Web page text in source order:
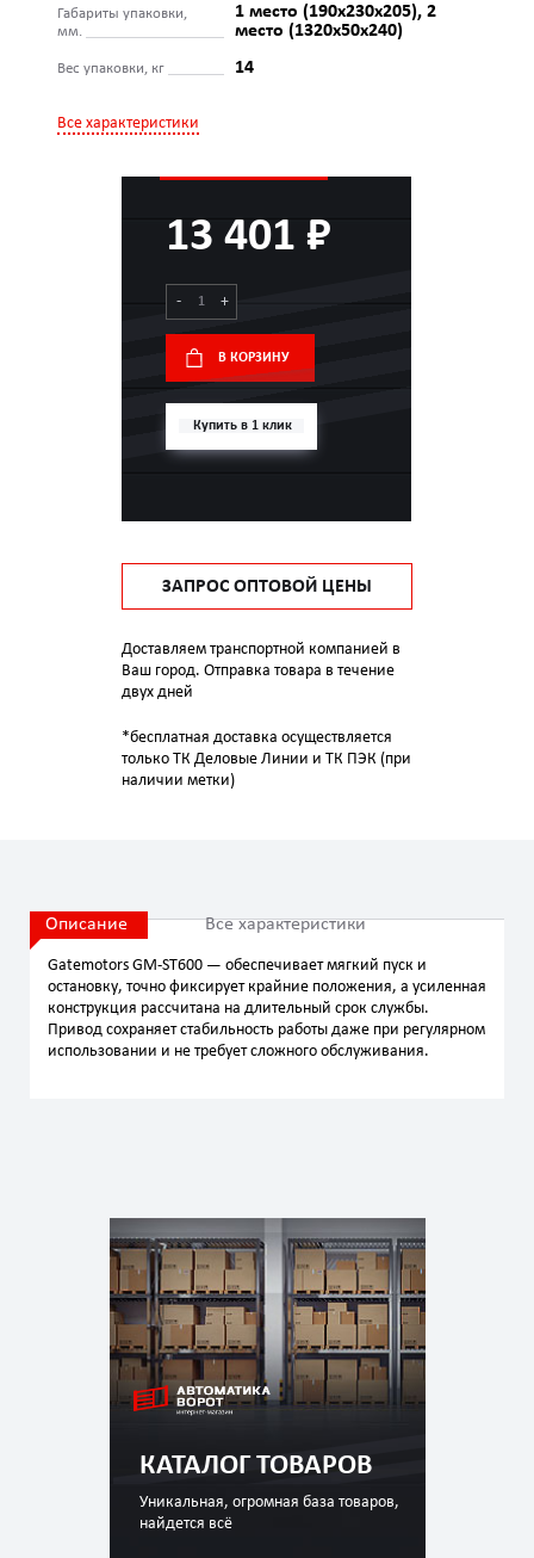
Габариты упаковки,
мм.
1 место (190x230x205), 2
место (1320x50x240)
Вес упаковки, кг 14
Все характеристики
13 401 ₽
- +
В КОРЗИНУ
Купить в 1 клик
ЗАПРОС ОПТОВОЙ ЦЕНЫ
Доставляем транспортной компанией в
Ваш город. Отправка товара в течение
двух дней
*бесплатная доставка осуществляется
только ТК Деловые Линии и ТК ПЭК (при
наличии метки)
КАТАЛОГ ТОВАРОВ
Уникальная, огромная база товаров,
найдется всё
Описание Все характеристики
Gatemotors GM-ST600 — обеспечивает мягкий пуск и
остановку, точно фиксирует крайние положения, а усиленная
конструкция рассчитана на длительный срок службы.
Привод сохраняет стабильность работы даже при регулярном
использовании и не требует сложного обслуживания.